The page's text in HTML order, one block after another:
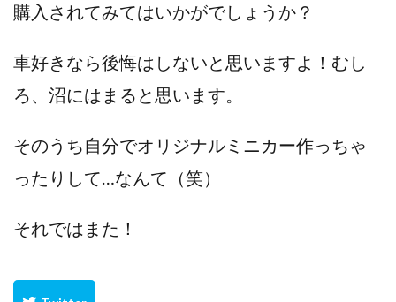
購入されてみてはいかがでしょうか？
車好きなら後悔はしないと思いますよ！むし
ろ、沼にはまると思います。
そのうち自分でオリジナルミニカー作っちゃ
ったりして…なんて（笑）
それではまた！